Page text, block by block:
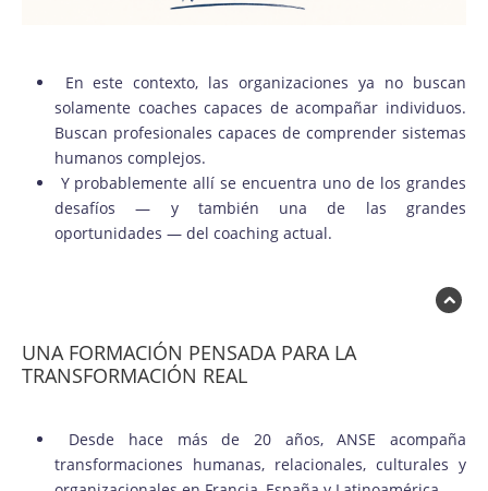
En este contexto, las organizaciones ya no buscan
solamente coaches capaces de acompañar individuos.
Buscan profesionales capaces de comprender sistemas
humanos complejos.
Y probablemente allí se encuentra uno de los grandes
desafíos — y también una de las grandes
oportunidades — del coaching actual.
UNA FORMACIÓN PENSADA PARA LA
TRANSFORMACIÓN REAL
Desde hace más de 20 años, ANSE acompaña
transformaciones humanas, relacionales, culturales y